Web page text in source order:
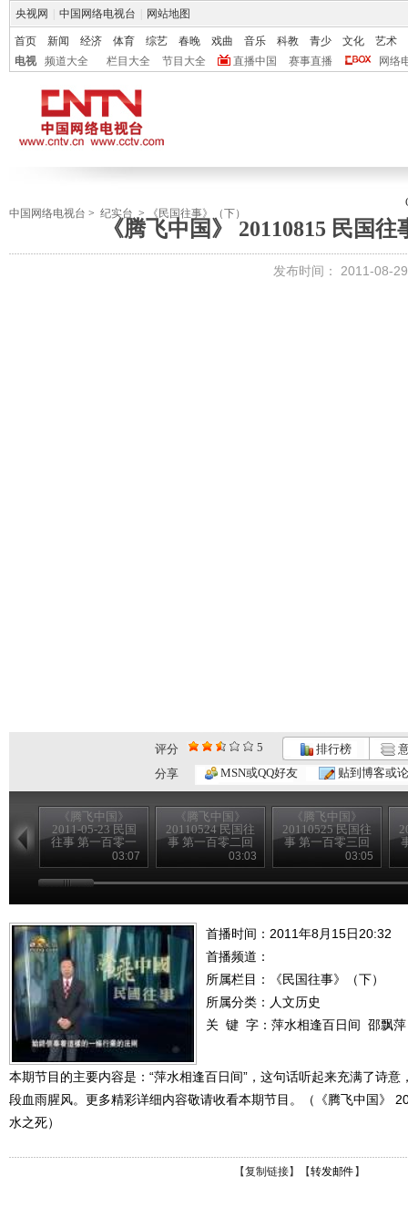
央视网 中国网络电视台 网站地图
首页 新闻 经济 体育 综艺 春晚 戏曲 音乐 科教 青少 文化
艺术
电视
频道大全 栏目大全 节目大全 直播中国 赛事直播 网络
中国网络电视台 > 纪实台 > 《民国往事》（下）
《腾飞中国》 20110815 民国
发布时间： 2011-08-
评分 5 排行榜
分享
MSN或QQ好友 贴到博客或
《腾飞中国》
2011-05-23 民国
往事 第一百零一
03:07
《腾飞中国》
20110524 民国往
事 第一百零二回
中共的一大
（下）
03:03
《腾飞中国》
20110525 民国往
事 第一百零三回
海员大罢工03:05
首播时间：2011年8月15日20:32
首播频道：
所属栏目：
《民国往事》（下）
所属分类：人文历史
关 键 字： 萍水相逢百日间 邵飘萍
本期节目的主要内容是：“萍水相逢百日间”，这句话听起来充满了诗
段血雨腥风。更多精彩详细内容敬请收看本期节目。（《腾飞中国》
水之死）
【复制链接】【转发邮件 】